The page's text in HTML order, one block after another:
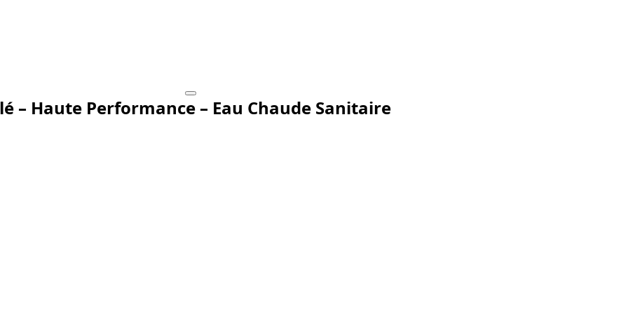
– Haute Performance – Eau Chaude Sanitaire